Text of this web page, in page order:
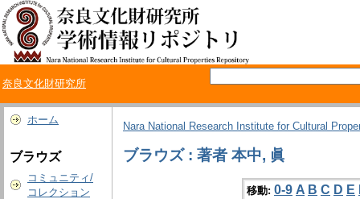
奈良文化財研究所
ホーム
ブラウズ
コミュニティ/
コレクション
Nara National Research Institute for Cultural
ブラウズ : 著者 本中, 眞
移動: 0-9 A B C D E